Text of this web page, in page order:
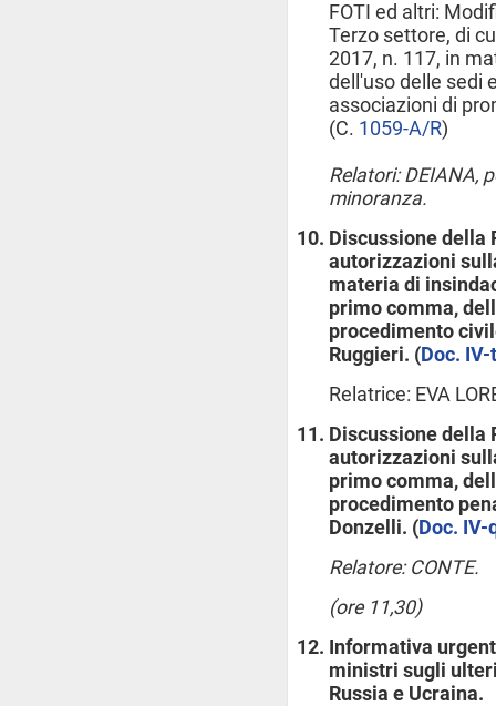
FOTI ed altri:
Terzo settore, di
2017, n. 117, in
dell'uso delle sedi
associazioni di
(C. 1059-A/R​)
Relatori: DEIANA,
minoranza.
Discussione della
autorizzazioni
materia di
primo comma,
procedimento
Ruggieri. (Doc.
Relatrice: EVA
Discussione della
autorizzazioni
primo comma,
procedimento
Donzelli. (Doc. IV-
Relatore: CONTE.
(ore 11,30)
Informativa
ministri sugli
Russia e Ucraina.